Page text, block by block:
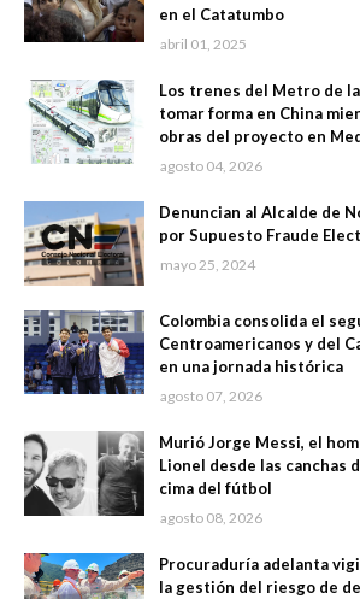
en el Catatumbo
abril 01, 2025
Los trenes del Metro de
tomar forma en China
obras del proyecto en
agosto 04, 2026
Denuncian al Alcalde de
por Supuesto Fraude
mayo 25, 2024
Colombia consolida el
Centroamericanos y del
en una jornada histórica
agosto 07, 2026
Murió Jorge Messi, el
Lionel desde las canchas
cima del fútbol
agosto 08, 2026
Procuraduría adelanta
la gestión del riesgo de